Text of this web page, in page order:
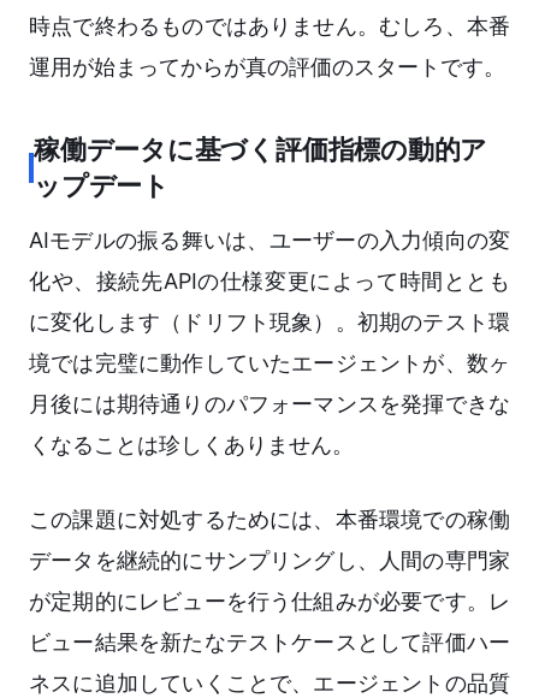
時点で終わるものではありません。むしろ、本番
運用が始まってからが真の評価のスタートです。
稼働データに基づく評価指標の動的ア
ップデート
AIモデルの振る舞いは、ユーザーの入力傾向の変
化や、接続先APIの仕様変更によって時間ととも
に変化します（ドリフト現象）。初期のテスト環
境では完璧に動作していたエージェントが、数ヶ
月後には期待通りのパフォーマンスを発揮できな
くなることは珍しくありません。
この課題に対処するためには、本番環境での稼働
データを継続的にサンプリングし、人間の専門家
が定期的にレビューを行う仕組みが必要です。レ
ビュー結果を新たなテストケースとして評価ハー
ネスに追加していくことで、エージェントの品質